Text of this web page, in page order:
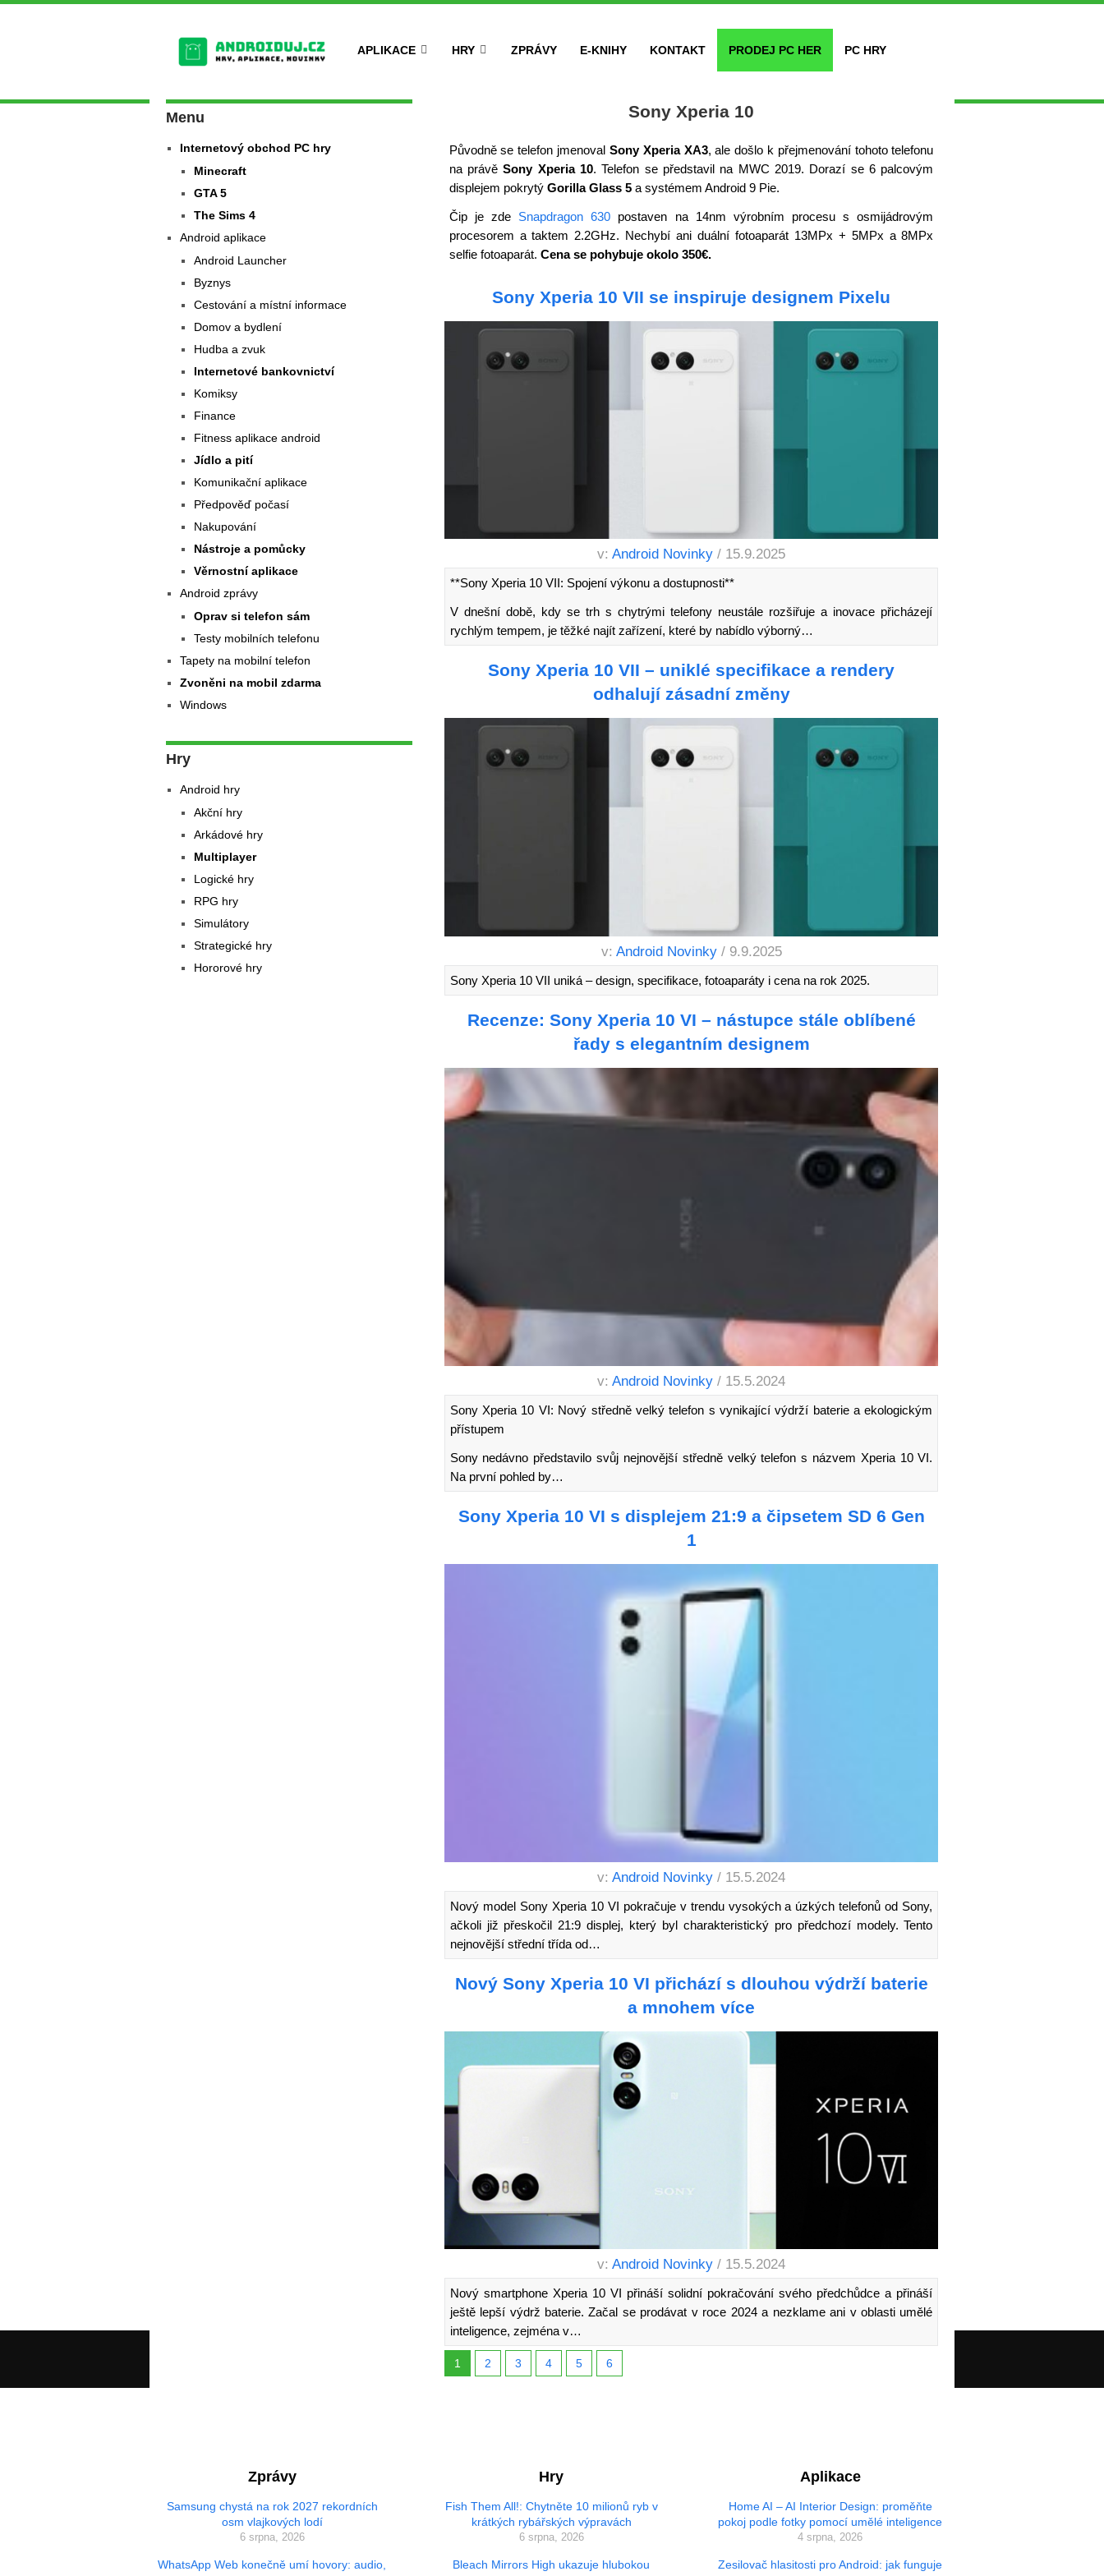
APLIKACE HRY ZPRÁVY E-KNIHY KONTAKT PRODEJ PC HER PC HRY
Sony Xperia 10
Původně se telefon jmenoval Sony Xperia XA3, ale došlo k přejmenování tohoto telefonu
na právěSony Xperia 10. Telefon se představil na MWC 2019. Dorazí se 6 palcovým
displejem pokrytý Gorilla Glass 5a systémem Android 9 Pie.
Čip je zde Snapdragon 630 postaven na 14nm výrobním procesu s osmijádrovým
procesorem a taktem 2.2GHz. Nechybí ani duální fotoaparát 13MPx + 5MPx a 8MPx
selfie fotoaparát. Cena se pohybuje okolo 350€.
Sony Xperia 10 VII se inspiruje designem Pixelu
v:Android Novinky / 15.9.2025
**Sony Xperia 10 VII: Spojení výkonu a dostupnosti**
V dnešní době, kdy se trh s chytrými telefony neustále rozšiřuje a inovace přicházejí
rychlým tempem, je těžké najít zařízení, které by nabídlo výborný…
Sony Xperia 10 VII – uniklé specifikace a rendery
odhalují zásadní změny
v: Android Novinky / 9.9.2025
Sony Xperia 10 VII uniká – design, specifikace, fotoaparáty i cena na rok 2025.
Recenze: Sony Xperia 10 VI – nástupce stále oblíbené
řady s elegantním designem
v:Android Novinky / 15.5.2024
Sony Xperia 10 VI: Nový středně velký telefon s vynikající výdrží baterie a ekologickým
přístupem
Sony nedávno představilo svůj nejnovější středně velký telefon s názvem Xperia 10 VI.
Na první pohled by…
Sony Xperia 10 VI s displejem 21:9 a čipsetem SD 6 Gen
1
v:Android Novinky / 15.5.2024
Nový model Sony Xperia 10 VI pokračuje v trendu vysokých a úzkých telefonů od Sony,
ačkoli již přeskočil 21:9 displej, který byl charakteristický pro předchozí modely. Tento
nejnovější střední třída od…
Nový Sony Xperia 10 VI přichází s dlouhou výdrží baterie
a mnohem více
v:Android Novinky / 15.5.2024
Nový smartphone Xperia 10 VI přináší solidní pokračování svého předchůdce a přináší
ještě lepší výdrž baterie. Začal se prodávat v roce 2024 a nezklame ani v oblasti umělé
inteligence, zejména v…
1 2 3 4 5 6
Menu
Internetový obchod PC hry
Minecraft
GTA 5
The Sims 4
Android aplikace
Android Launcher
Byznys
Cestování a místní informace
Domov a bydlení
Hudba a zvuk
Internetové bankovnictví
Komiksy
Finance
Fitness aplikace android
Jídlo a pití
Komunikační aplikace
Předpověď počasí
Nakupování
Nástroje a pomůcky
Věrnostní aplikace
Android zprávy
Oprav si telefon sám
Testy mobilních telefonu
Tapety na mobilní telefon
Zvoněni na mobil zdarma
Windows
Hry
Android hry
Akční hry
Arkádové hry
Multiplayer
Logické hry
RPG hry
Simulátory
Strategické hry
Hororové hry
Zprávy
Samsung chystá na rok 2027 rekordních
osm vlajkových lodí
6 srpna, 2026
WhatsApp Web konečně umí hovory: audio,
Hry
Fish Them All!: Chytněte 10 milionů ryb v
krátkých rybářských výpravách
6 srpna, 2026
Bleach Mirrors High ukazuje hlubokou
Aplikace
Home AI – AI Interior Design: proměňte
pokoj podle fotky pomocí umělé inteligence
4 srpna, 2026
Zesilovač hlasitosti pro Android: jak funguje